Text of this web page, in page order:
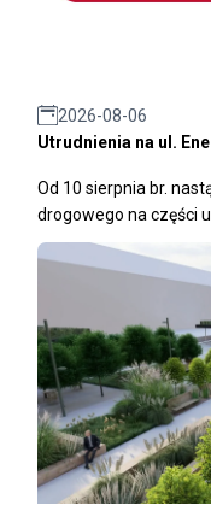
2026-08-06
Utrudnienia na ul.
Od 10 sierpnia br.
drogowego na części